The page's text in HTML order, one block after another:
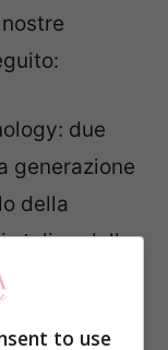
due
generazione
della
styling dalla
più lisci,
più sano;
to use